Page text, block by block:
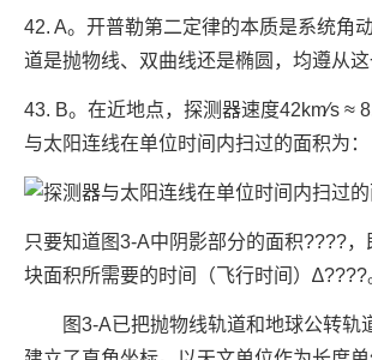
42. A。开普勒第二定律的本质是系统角
道是抛物线、双曲线还是椭圆，均遵从这
43. B。在近地点，探测器速度42km⁄s ≈
与太阳连线在单位时间内扫过的面积为：
只要知道图3-A中阴影部分的面积????
块面积所需要的时间（飞行时间）∆????
图3-A已把抛物线轨道和地球公转轨